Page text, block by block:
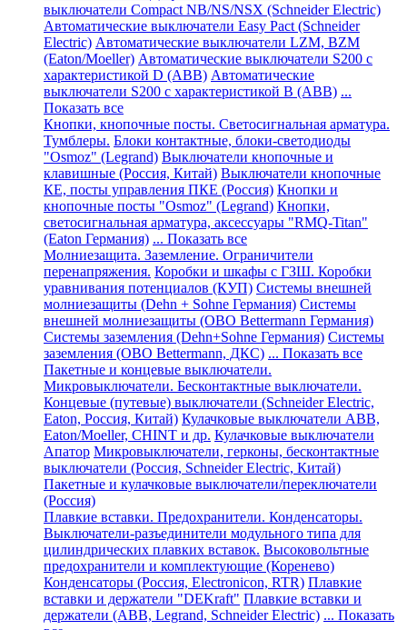
выключатели Compact NB/NS/NSX (Schneider Electric)
Автоматические выключатели Easy Pact (Schneider
Electric) Автоматические выключатели LZM, BZM
(Eaton/Moeller) Автоматические выключатели S200 с
характеристикой D (АВВ) Автоматические
выключатели S200 с характеристикой В (АВВ) ...
Показать все
Кнопки, кнопочные посты. Светосигнальная арматура.
Тумблеры. Блоки контактные, блоки-светодиоды
"Osmoz" (Legrand) Выключатели кнопочные и
клавишные (Россия, Китай) Выключатели кнопочные
КЕ, посты управления ПКЕ (Россия) Кнопки и
кнопочные посты "Osmoz" (Legrand) Кнопки,
светосигнальная арматура, аксессуары "RMQ-Titan"
(Eaton Германия) ... Показать все
Молниезащита. Заземление. Ограничители
перенапряжения. Коробки и шкафы с ГЗШ. Коробки
уравнивания потенциалов (КУП) Системы внешней
молниезащиты (Dehn + Sohne Германия) Системы
внешней молниезащиты (ОВО Bettermann Германия)
Системы заземления (Dehn+Sohne Германия) Системы
заземления (ОВО Bettermann, ДКС) ... Показать все
Пакетные и концевые выключатели.
Микровыключатели. Бесконтактные выключатели.
Концевые (путевые) выключатели (Schneider Electric,
Eaton, Россия, Китай) Кулачковые выключатели ABB,
Eaton/Moeller, CHINT и др. Кулачковые выключатели
Апатор Микровыключатели, герконы, бесконтактные
выключатели (Россия, Schneider Electric, Китай)
Пакетные и кулачковые выключатели/переключатели
(Россия)
Плавкие вставки. Предохранители. Конденсаторы.
Выключатели-разъединители модульного типа для
цилиндрических плавких вставок. Высоковольтные
предохранители и комплектующие (Коренево)
Конденсаторы (Россия, Electronicon, RTR) Плавкие
вставки и держатели "DEKraft" Плавкие вставки и
держатели (ABB, Legrand, Schneider Electric) ... Показать